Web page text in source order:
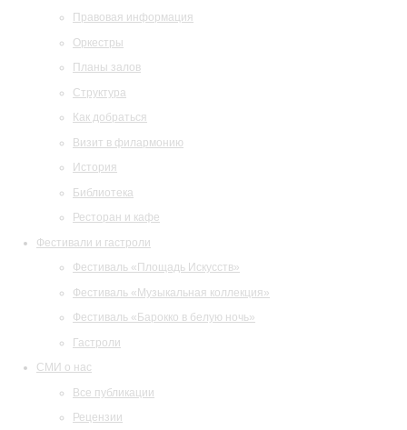
Правовая информация
Оркестры
Планы залов
Структура
Как добраться
Визит в филармонию
История
Библиотека
Ресторан и кафе
Фестивали и гастроли
Фестиваль «Площадь Искусств»
Фестиваль «Музыкальная коллекция»
Фестиваль «Барокко в белую ночь»
Гастроли
СМИ о нас
Все публикации
Рецензии